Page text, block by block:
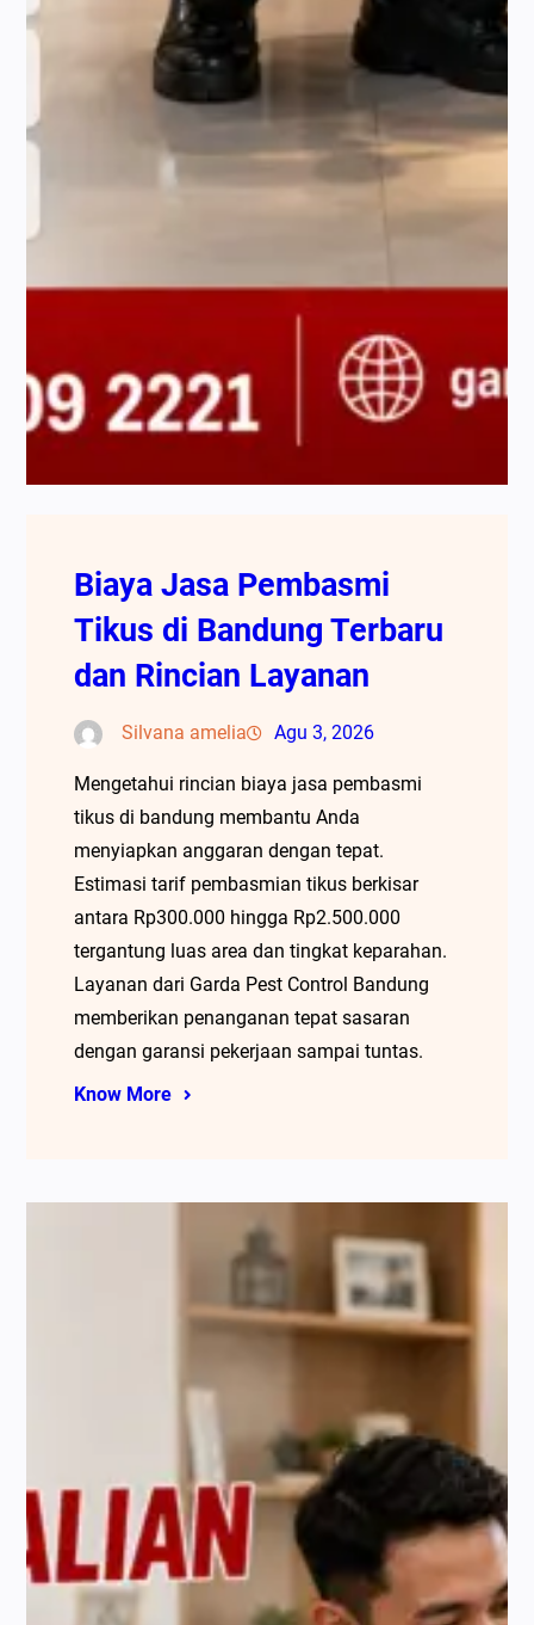
Biaya Jasa Pembasmi
Tikus di Bandung Terbaru
dan Rincian Layanan
Silvana amelia Agu 3, 2026
Mengetahui rincian biaya jasa pembasmi
tikus di bandung membantu Anda
menyiapkan anggaran dengan tepat.
Estimasi tarif pembasmian tikus berkisar
antara Rp300.000 hingga Rp2.500.000
tergantung luas area dan tingkat keparahan.
Layanan dari Garda Pest Control Bandung
memberikan penanganan tepat sasaran
dengan garansi pekerjaan sampai tuntas.
Know More